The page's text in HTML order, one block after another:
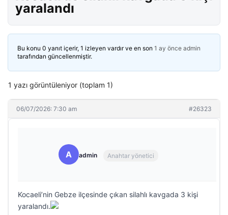
yaralandı
Bu konu 0 yanıt içerir, 1 izleyen vardır ve en son 1 ay önce admin
tarafından güncellenmiştir.
1 yazı görüntüleniyor (toplam 1)
06/07/2026: 7:30 am #26323
A admin Anahtar yönetici
Kocaeli’nin Gebze ilçesinde çıkan silahlı kavgada 3 kişi
yaralandı.